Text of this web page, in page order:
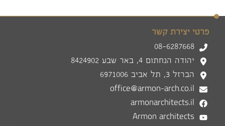
פרטי יצירת קשר
08-6287668
יהודה הנחתום 4, באר שבע 8424902
הברזל 3, תל אביב 6971006
office@armon-arch.co.il
armonarchitects.il
Armon architects